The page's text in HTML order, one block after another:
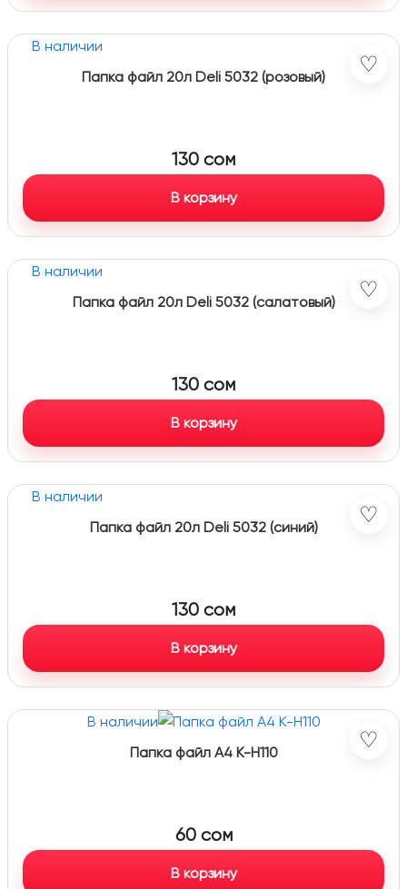
В наличии
♡
Папка файл 20л Deli 5032 (розовый)
130 сом
В корзину
В наличии
♡
Папка файл 20л Deli 5032 (салатовый)
130 сом
В корзину
В наличии
♡
Папка файл 20л Deli 5032 (синий)
130 сом
В корзину
В наличии
♡
Папка файл A4 K-H110
60 сом
В корзину